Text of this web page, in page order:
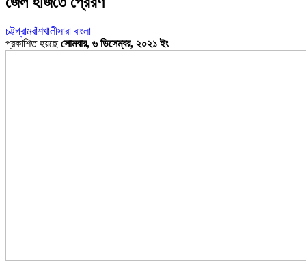
চট্টগ্রামবাঁশখালীসারা বাংলা
প্রকাশিত হয়ছেসোমবার, ৬ ডিসেম্বর, ২০২১ ইং